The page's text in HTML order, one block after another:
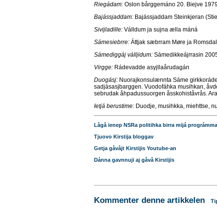
Riegádam: Oslon bårggemáno 20. Biejve
Bajássjaddam: Bajássjaddam Steinkjeran
Sivijladille: Válldum ja sujna ælla máná
Sámesiebrre: Áttjak sæbrram Møre ja
Sámediggáj válljidum: Sámedikkeájrrasin
Virgge: Rádevadde asyjllaårudagán
Duogásj: Nuorajkonsulænnta Sáme
sadjásasjbarggen. Vuodofáhka musihkan,
sebrudak åhpadussuorgen åsskohiståvrås.
Ietjá berustime: Duodje, musihkka, miehttse,
Lågå ienep NSRa politihka birra mijá
Tjuovo Kirstija bloggav
Getja gåvåjt Kirstijis Youtube-an
Dánna gavnnuji aj gåvå Kirstijis
Kommenter denne artikkelen